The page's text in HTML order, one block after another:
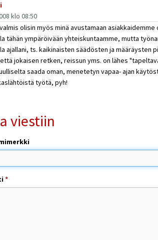
klo 08:50
olisin myös minä avustamaan
tähän ympäröivään yhteiskuntaamme, mutta
ajallani, ts. kaikinaisten säädösten ja määräysten
jokaisen retken, reissun yms. on lähes
saada oman, menetetyn vapaa- ajan
työtä, pyh!
viestiin
*